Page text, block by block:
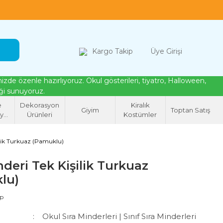
Kargo Takip Üye Girişi
özenle hazırlıyoruz. Okul gösterileri, tiyatro, Halloween,
sunuyoruz.
Dekorasyon
Ürünleri
Giyim
Kiralık
Kostümler
Toptan Satış
Turkuaz (Pamuklu)
Tek Kişilik Turkuaz
Okul Sıra Minderleri | Sınıf Sıra Minderleri